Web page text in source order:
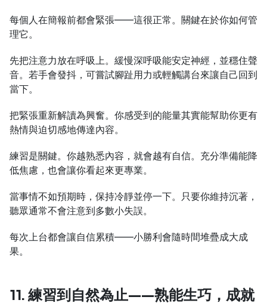
每個人在簡報前都會緊張——這很正常。關鍵在於你如何管
理它。
先把注意力放在呼吸上。緩慢深呼吸能安定神經，並穩住聲
音。若手會發抖，可嘗試腳趾用力或輕觸講台來讓自己回到
當下。
把緊張重新解讀為興奮。你感受到的能量其實能幫助你更有
熱情與迫切感地傳達內容。
練習是關鍵。你越熟悉內容，就會越有自信。充分準備能降
低焦慮，也會讓你看起來更專業。
當事情不如預期時，保持冷靜並停一下。只要你維持沉著，
聽眾通常不會注意到多數小失誤。
每次上台都會讓自信累積——小勝利會隨時間堆疊成大成
果。
11. 練習到自然為止——熟能生巧，成就